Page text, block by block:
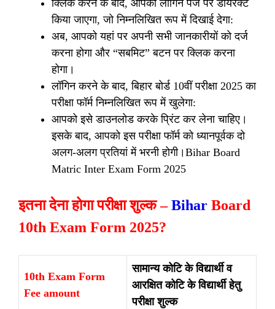
क्लिक करने के बाद, आपको लॉगिन पेज पर डायरेक्ट
किया जाएगा, जो निम्नलिखित रूप में दिखाई देगा:
अब, आपको यहां पर अपनी सभी जानकारीयों को दर्ज
करना होगा और “सबमिट” बटन पर क्लिक करना
होगा।
लॉगिन करने के बाद, बिहार बोर्ड 10वीं परीक्षा 2025 का
परीक्षा फॉर्म निम्नलिखित रूप में खुलेगा:
आपको इसे डाउनलोड करके प्रिंट कर लेना चाहिए।
इसके बाद, आपको इस परीक्षा फॉर्म को ध्यानपूर्वक दो
अलग-अलग प्रतियां में भरनी होगी।Bihar Board
Matric Inter Exam Form 2025
इतना देना होगा परीक्षा शुल्क –Bihar Board
10th Exam Form 2025?
10th Exam Form
Fee amount
सामान्य कोटि के विद्यार्थी व
आरक्षित कोटि के विद्यार्थी हेतु
परीक्षा शुल्क